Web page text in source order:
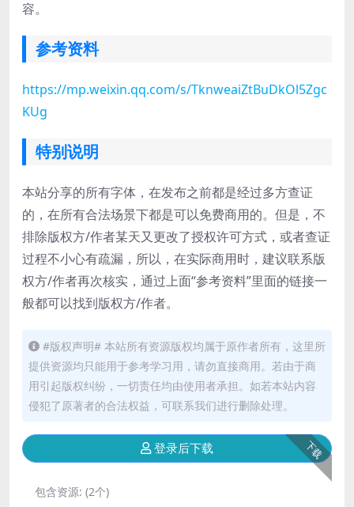
容。
参考资料
https://mp.weixin.qq.com/s/TknweaiZtBuDkOl5Zgc
KUg
特别说明
本站分享的所有字体，在发布之前都是经过多方查证
的，在所有合法场景下都是可以免费商用的。但是，不
排除版权方/作者某天又更改了授权许可方式，或者查证
过程不小心有疏漏，所以，在实际商用时，建议联系版
权方/作者再次核实，通过上面“参考资料”里面的链接一
般都可以找到版权方/作者。
#版权声明# 本站所有资源版权均属于原作者所有，这里所
提供资源均只能用于参考学习用，请勿直接商用。若由于商
用引起版权纠纷，一切责任均由使用者承担。如若本站内容
侵犯了原著者的合法权益，可联系我们进行删除处理。
下载
登录后下载
包含资源: (2个)